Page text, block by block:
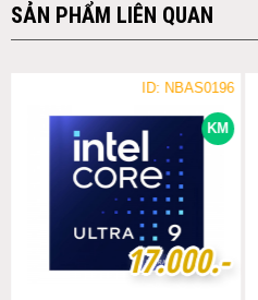
SẢN PHẨM LIÊN QUAN
KM
ID: NBAS0196
17.000.-
17.000.-